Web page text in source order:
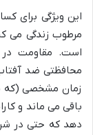
این ویژگی برای
مرطوب زندگی می
است. مقاومت در
محافظتی ضد
زمان مشخصی (که
باقی می ماند و
دهد که حتی در